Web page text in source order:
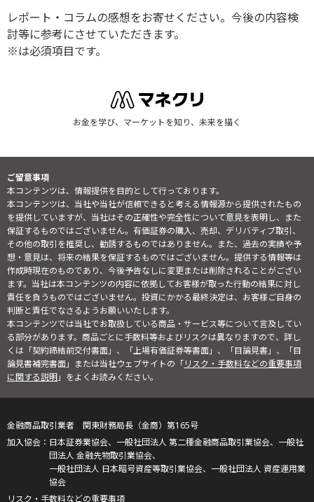
レポート・コラムの感想をお寄せください。今後の内容検
討等に参考にさせていただきます。
※は必須項目です。
お金を学び、マーケットを知り、未来を描く
ご留意事項
本コンテンツは、情報提供を目的として行っております。
本コンテンツは、当社や当社が信頼できると考える情報源から提供されたもの
を提供していますが、当社はその正確性や完全性について意見を表明し、また
保証するものではございません。有価証券の購入、売却、デリバティブ取引、
その他の取引を推奨し、勧誘するものではありません。また、過去の実績や予
想・意見は、将来の結果を保証するものではございません。提供する情報等は
作成時現在のものであり、今後予告なしに変更または削除されることがござい
ます。当社は本コンテンツの内容に依拠してお客様が取った行動の結果に対し
責任を負うものではございません。投資にかかる最終決定は、お客様ご自身の
判断と責任でなさるようお願いいたします。
本コンテンツでは当社でお取扱している商品・サービス等について言及してい
る部分があります。商品ごとに手数料等およびリスクは異なりますので、詳し
くは「契約締結前交付書面」、「上場有価証券等書面」、「目論見書」、「目
論見書補完書面」または当社ウェブサイトの「リスク・手数料などの重要事項
に関する説明」をよくお読みください。
金融商品取引業者 関東財務局長（金商）第165号
日本証券業協会、一般社団法人 第二種金融商品取引業協会、一般社
団法人 金融先物取引業協会、
一般社団法人 日本暗号資産等取引業協会、一般社団法人 資産運用業
協会
リスク・手数料などの重要事項